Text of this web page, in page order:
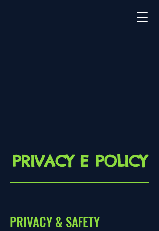
PRIVACY E POLICY
PRIVACY & SAFETY